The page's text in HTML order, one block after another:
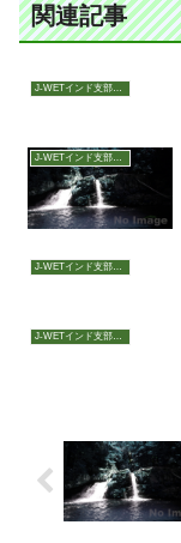
関連記事
J-WETインド支部～ヨガのこころ～
J-WETインド支部～ヨガのこころ～
J-WETインド支部～ヨガのこころ～
J-WETインド支部～ヨガのこころ～